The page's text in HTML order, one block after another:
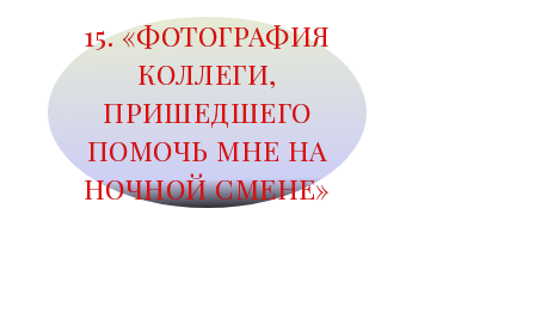
15. «ФОТОГРАФИЯ
КОЛЛЕГИ,
ПРИШЕДШЕГО
ПОМОЧЬ МНЕ НА
НОЧНОЙ СМЕНЕ»